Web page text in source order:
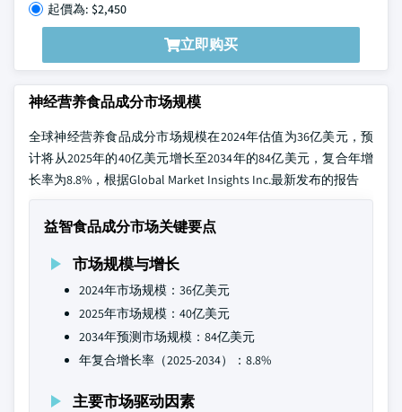
起價為: $2,450
立即购买
神经营养食品成分市场规模
全球神经营养食品成分市场规模在2024年估值为36亿美元，预
计将从2025年的40亿美元增长至2034年的84亿美元，复合年增
长率为8.8%，根据Global Market Insights Inc.最新发布的报告
益智食品成分市场关键要点
市场规模与增长
2024年市场规模：36亿美元
2025年市场规模：40亿美元
2034年预测市场规模：84亿美元
年复合增长率（2025-2034）：8.8%
主要市场驱动因素